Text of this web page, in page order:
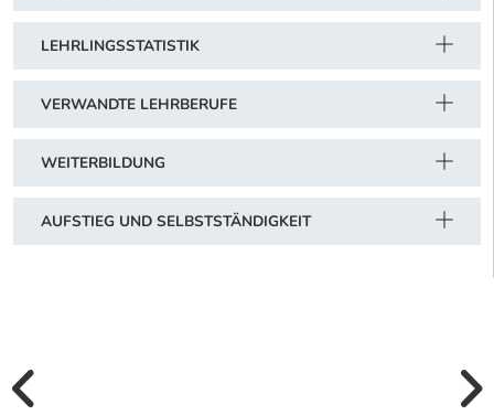
LEHRLINGSSTATISTIK
VERWANDTE LEHRBERUFE
WEITERBILDUNG
AUFSTIEG UND SELBSTSTÄNDIGKEIT
© AMS / Das Medienstudio